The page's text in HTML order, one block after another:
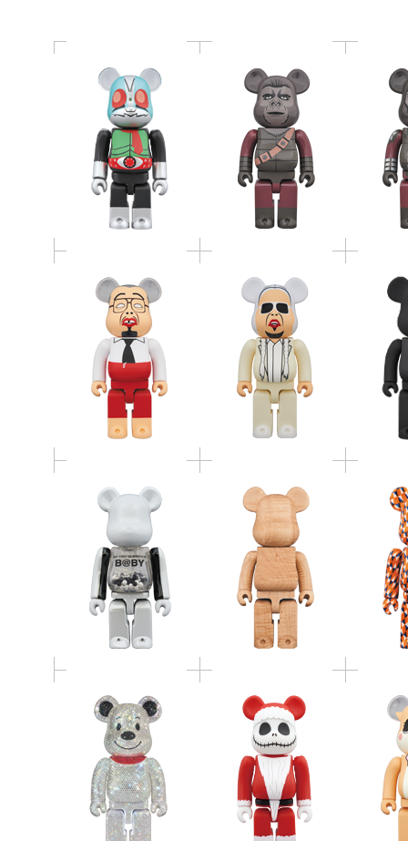
BE@RBRICK バランス
おじさん 400％
BE@RBRICK ベンジャ
ミン・ボーナス 400％
MY FIRST BE@RBRICK
innersect Ver. 100％ ＆
400％
BE@RBRICK カリモク
杢 メープル 400％
McGee
CRYSTAL DECORATE
SNOOPY BE@RBRICK
400％
BE@RBRICK SANTA
JACK 100％ & 400％
ちぃ